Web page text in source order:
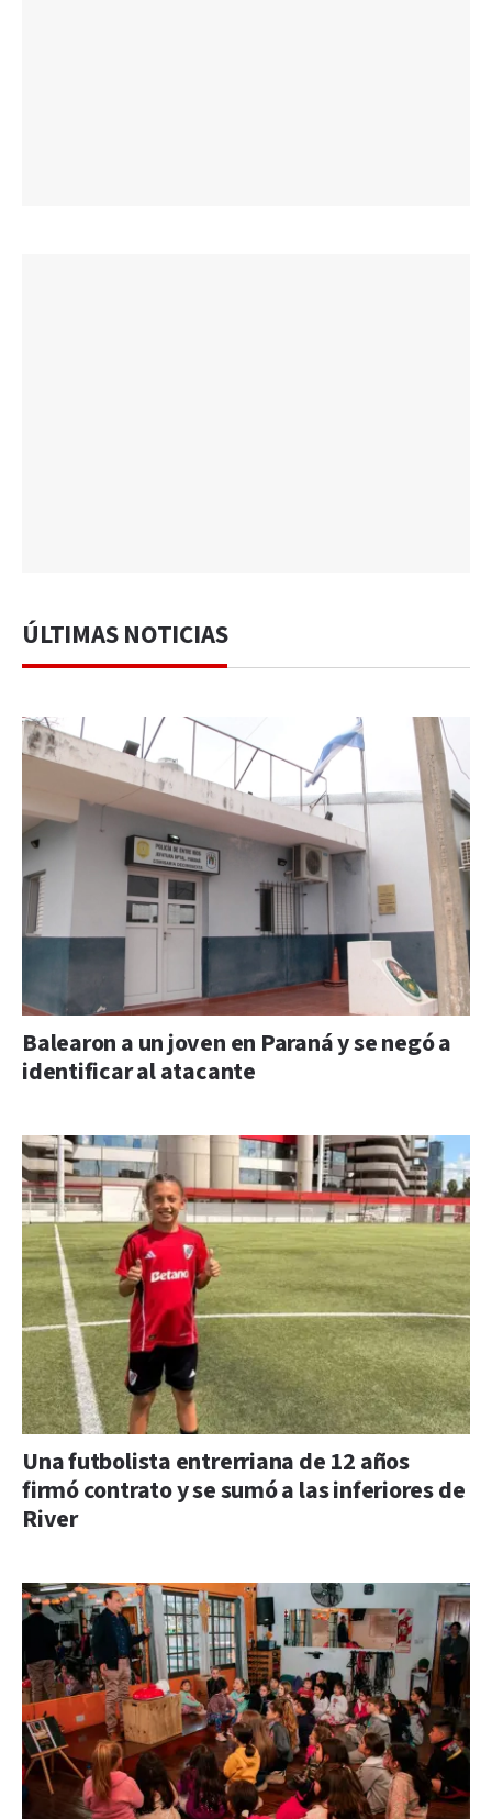
ÚLTIMAS NOTICIAS
Balearon a un joven en Paraná y se negó a
identificar al atacante
Una futbolista entrerriana de 12 años
firmó contrato y se sumó a las inferiores de
River